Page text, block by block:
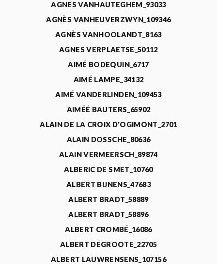
AGNES VANHAUTEGHEM_93033
AGNÈS VANHEUVERZWYN_109346
AGNÈS VANHOOLANDT_8163
AGNES VERPLAETSE_50112
AIMÉ BODEQUIN_6717
AIMÉ LAMPE_34132
AIMÉ VANDERLINDEN_109453
AIMÉÉ BAUTERS_65902
ALAIN DE LA CROIX D'OGIMONT_2701
ALAIN DOSSCHE_80636
ALAIN VERMEERSCH_89874
ALBERIC DE SMET_10760
ALBERT BIJNENS_47683
ALBERT BRADT_58889
ALBERT BRADT_58896
ALBERT CROMBÉ_16086
ALBERT DEGROOTE_22705
ALBERT LAUWRENSENS_107156